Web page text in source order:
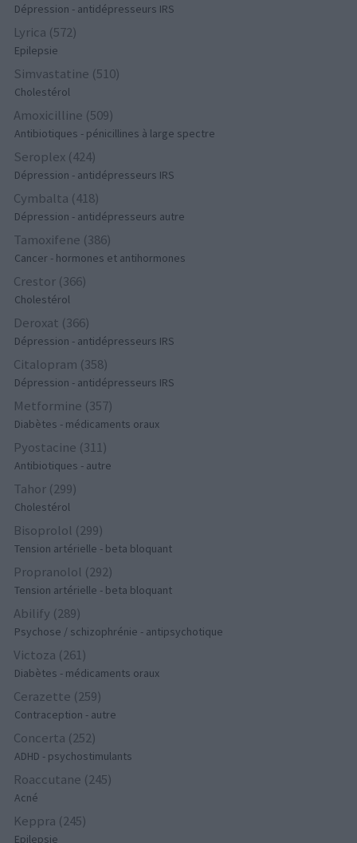
Dépression - antidépresseurs IRS
Lyrica (572)
Epilepsie
Simvastatine (510)
Cholestérol
Amoxicilline (509)
Antibiotiques - pénicillines à large spectre
Seroplex (424)
Dépression - antidépresseurs IRS
Cymbalta (418)
Dépression - antidépresseurs autre
Tamoxifene (386)
Cancer - hormones et antihormones
Crestor (366)
Cholestérol
Deroxat (366)
Dépression - antidépresseurs IRS
Citalopram (358)
Dépression - antidépresseurs IRS
Metformine (357)
Diabètes - médicaments oraux
Pyostacine (311)
Antibiotiques - autre
Tahor (299)
Cholestérol
Bisoprolol (299)
Tension artérielle - beta bloquant
Propranolol (292)
Tension artérielle - beta bloquant
Abilify (289)
Psychose / schizophrénie - antipsychotique
Victoza (261)
Diabètes - médicaments oraux
Cerazette (259)
Contraception - autre
Concerta (252)
ADHD - psychostimulants
Roaccutane (245)
Acné
Keppra (245)
Epilepsie